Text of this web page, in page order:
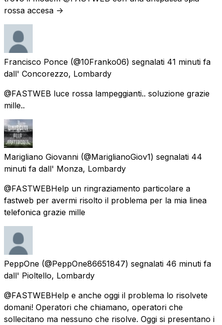
rossa accesa ->
Francisco Ponce (@10Franko06) segnalati 41 minuti fa
dall' Concorezzo, Lombardy
@FASTWEB luce rossa lampeggianti.. soluzione grazie
mille..
Marigliano Giovanni (@MariglianoGiov1) segnalati 44
minuti fa dall' Monza, Lombardy
@FASTWEBHelp un ringraziamento particolare a
fastweb per avermi risolto il problema per la mia linea
telefonica grazie mille
PeppOne (@PeppOne86651847) segnalati 46 minuti fa
dall' Pioltello, Lombardy
@FASTWEBHelp e anche oggi il problema lo risolvete
domani! Operatori che chiamano, operatori che
sollecitano ma nessuno che risolve. Oggi si presentano i